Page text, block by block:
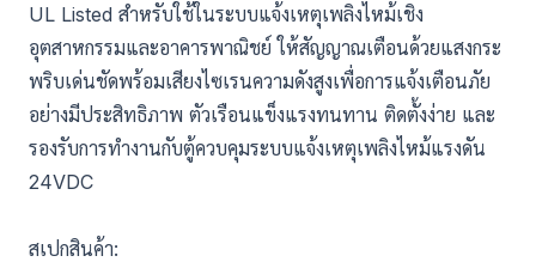
UL Listed สำหรับใช้ในระบบแจ้งเหตุเพลิงไหม้เชิง
อุตสาหกรรมและอาคารพาณิชย์ ให้สัญญาณเตือนด้วยแสงกระ
พริบเด่นชัดพร้อมเสียงไซเรนความดังสูงเพื่อการแจ้งเตือนภัย
อย่างมีประสิทธิภาพ ตัวเรือนแข็งแรงทนทาน ติดตั้งง่าย และ
รองรับการทำงานกับตู้ควบคุมระบบแจ้งเหตุเพลิงไหม้แรงดัน
24VDC
สเปกสินค้า: